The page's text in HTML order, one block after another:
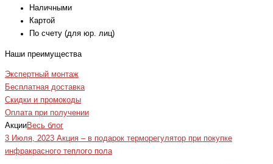
Наличными
Картой
По счету (для юр. лиц)
Наши преимущества
Экспертный монтаж
Бесплатная доставка
Скидки и промокоды
Оплата при получении
АкцииВесь блог
3 Июля, 2023 Акция – в подарок терморегулятор при покупке
инфракрасного теплого пола